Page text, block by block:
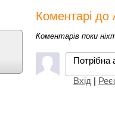
Коментарі до
Коментарів поки
Потрібна
Вхід |